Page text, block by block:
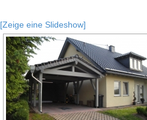
[Zeige eine Slideshow]